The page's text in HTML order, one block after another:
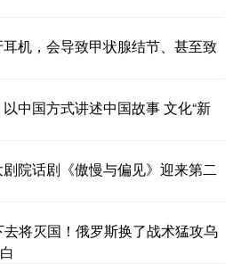
机，会导致甲状腺结节、甚至致
中国方式讲述中国故事 文化“新
院话剧《傲慢与偏见》迎来第二
将灭国！俄罗斯换了战术猛攻乌